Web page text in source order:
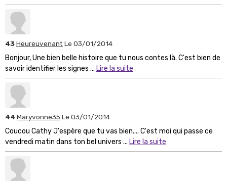
43Heureuvenant Le 03/01/2014
Bonjour, Une bien belle histoire que tu nous contes là. C'est bien de
savoir identifier les signes ... Lire la suite
44 Maryvonne35 Le 03/01/2014
Coucou Cathy J'espère que tu vas bien.... C'est moi qui passe ce
vendredi matin dans ton bel univers ... Lire la suite